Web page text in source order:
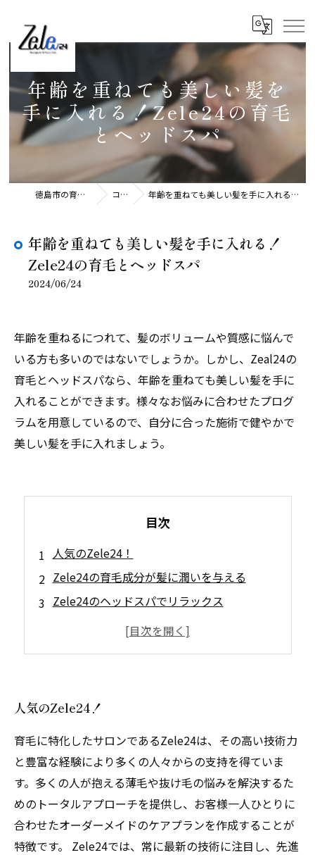
年齢を重ねても美しい髪を
手に入れる！Zele24の育毛
とヘッドスパ
徳島市の育毛ならZele24 コラム 年齢を重ねても美しい髪を手に入れる！Zele24の育毛とヘッドスパ
年齢を重ねても美しい髪を手に入れる！
Zele24の育毛とヘッドスパ
2024/06/24
年齢を重ねるにつれて、髪のボリュームや質感に悩んで
いる方も多いのではないでしょうか。しかし、Zeal24の
育毛とヘッドスパなら、年齢を重ねても美しい髪を手に
入れることができます。様々なお悩みに合わせたプログ
ラムを用意しているので、自分に合った施術で健やかで
美しい髪を手に入れましょう。
目次
人気のZele24！
Zele24の育毛成分が髪に潤いを与える
Zele24のヘッドスパでリラックス
Zele24の育毛サプリで内側からアプローチ
人気のZele24！
育毛に特化したサロンであるZele24は、その高い技術力
と豊富な経験により多くの人々からの支持を得ていま
す。多くの人が抱える薄毛や抜け毛の悩みを解決するた
めのトータルアプローチを提供し、お客様一人ひとりに
合わせたオーダーメイドのケアプランを作成することが
特徴です。 Zele24では、常に最新の技術に注目し、先進